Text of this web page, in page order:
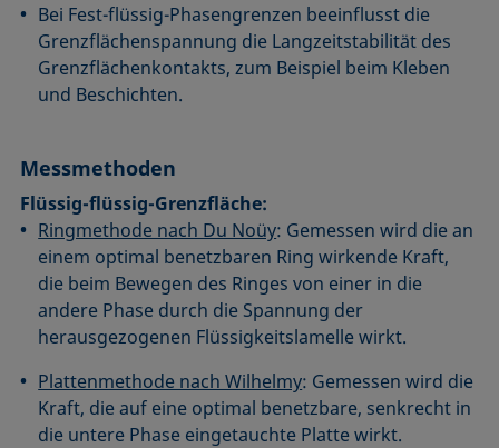
Bei Fest-flüssig-Phasengrenzen beeinflusst die
Grenzflächenspannung die Langzeitstabilität des
Grenzflächenkontakts, zum Beispiel beim Kleben
und Beschichten.
Messmethoden
Flüssig-flüssig-Grenzfläche:
Ringmethode nach Du Noüy: Gemessen wird die an
einem optimal benetzbaren Ring wirkende Kraft,
die beim Bewegen des Ringes von einer in die
andere Phase durch die Spannung der
herausgezogenen Flüssigkeitslamelle wirkt.
Plattenmethode nach Wilhelmy: Gemessen wird die
Kraft, die auf eine optimal benetzbare, senkrecht in
die untere Phase eingetauchte Platte wirkt.